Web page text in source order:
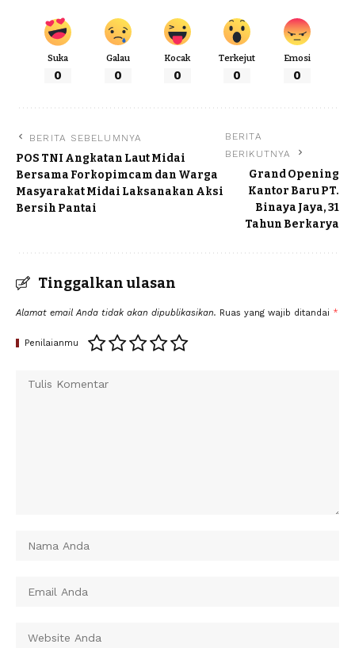
Suka
0
Galau
0
Kocak
0
Terkejut
0
Emosi
0
BERITA SEBELUMNYA
POS TNI Angkatan Laut Midai
Bersama Forkopimcam dan Warga
Masyarakat Midai Laksanakan Aksi
Bersih Pantai
BERITA
BERIKUTNYA
Grand Opening
Kantor Baru PT.
Binaya Jaya, 31
Tahun Berkarya
Tinggalkan ulasan
Alamat email Anda tidak akan dipublikasikan. Ruas yang wajib ditandai *
Penilaianmu